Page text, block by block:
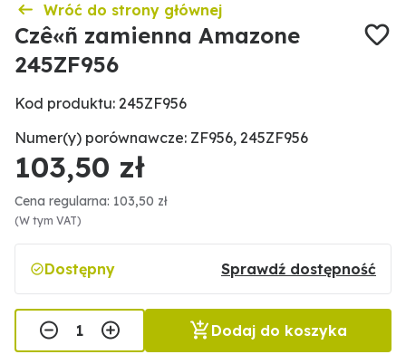
Wróć do strony głównej
Czê«ñ zamienna Amazone
245ZF956
Kod produktu: 245ZF956
Numer(y) porównawcze: ZF956, 245ZF956
103,50 zł
Cena regularna: 103,50 zł
(W tym VAT)
Dostępny Sprawdź dostępność
Dodaj do koszyka